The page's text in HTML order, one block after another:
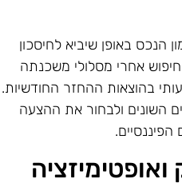
הנכס באופן שיביא לחיסכון
אחרי מסלולי משכנתה
בהוצאות ההחזר החודשיות.
השונים ולבחור את ההצעה